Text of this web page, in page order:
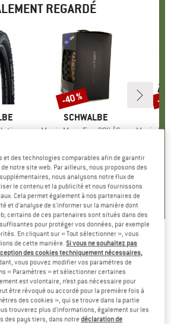
REGARDÉ
622) TLE E-50
(0)
MARQUE
SCHWALBE
Article
Magic Mary Evo 29'' (62-622) Super Gravity TLE
0,0(0)
Remise
-40 %
Article
Magic Mary Evo 29''
-
Mary Perf. 26'' (60-559)
de vélo
et des technologies comparables afin de garantir
notre site web. Par ailleurs, nous proposons des
nous analysons notre flux de
le contenu et la publicité et nous fournissons
Cela permet également à nos partenaires de
et d'analyse de s'informer sur la manière dont
certains de ces partenaires sont situés dans des
pour protéger vos données, par exemple
En cliquant sur « Tout sélectionner », vous
de cette manière.Si vous ne souhaitez pas
des cookies techniquement nécessaires,
vous pouvez modifier vos paramètres de
« Paramètres » et sélectionner certaines
est volontaire, n’est pas nécessaire pour
être révoqué ou accordé pour la première fois à
des cookies », qui se trouve dans la partie
trouverez plus d'informations, également sur les
des pays tiers, dans notredéclaration de